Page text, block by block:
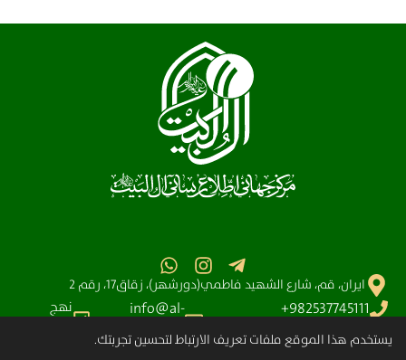
ايران، قم، شارع الشهيد فاطمي(دورشهر)، زقاق17، رقم 2
982537745111+
آیت الله سیستانی
info@al-
shia.org
نهج
يستخدم هذا الموقع ملفات تعريف الارتباط لتحسين تجربتك.